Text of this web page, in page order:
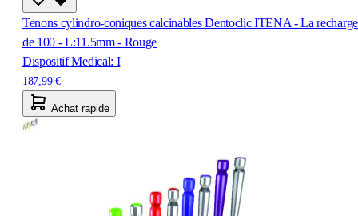
Tenons cylindro-coniques calcinables Dentoclic ITENA - La recharge
de 100 - L:11.5mm - Rouge
Dispositif Medical: I
187,99 €
Achat rapide